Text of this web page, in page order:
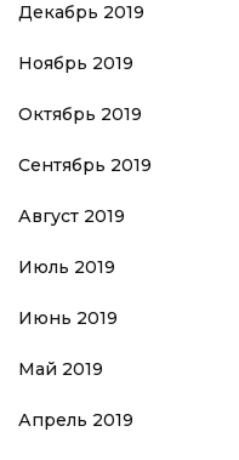
Декабрь 2019
Ноябрь 2019
Октябрь 2019
Сентябрь 2019
Август 2019
Июль 2019
Июнь 2019
Май 2019
Апрель 2019